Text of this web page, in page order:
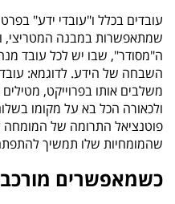
עובדים בכלל ו"עובדי ידע"
שמתאפשרות במבנה המטריצי,
ה"מסודר", שבו יש לכל עובד
השבחה של הידע. לדוגמא:
משלבים אותו בפרוייקט,
ולכאורה הכל בא על מקומו
פוטנציאל התרומה של המומחה
שהמומחיות שלו תמשיך
כשמאפשרים